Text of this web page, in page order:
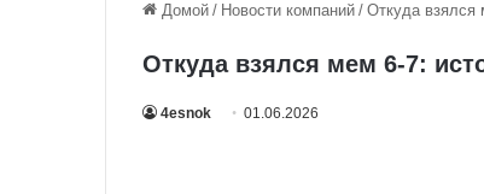
Домой / Новости компаний / Откуда взялся
Откуда взялся мем 6-7:
4esnok 01.06.2026